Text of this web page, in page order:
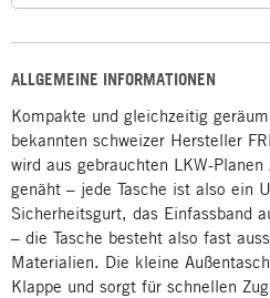
ALLGEMEINE INFORMATIONEN
Kompakte und gleichzeitig
bekannten schweizer Hersteller
wird aus gebrauchten LKW-
genäht – jede Tasche ist also ein
Sicherheitsgurt, das Einfassband
– die Tasche besteht also fast
Materialien. Die kleine
Klappe und sorgt für schnellen